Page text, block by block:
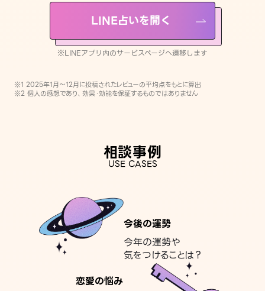
LINE占いを開く
※LINEアプリ内のサービスページへ遷移します
※1 2025年1月〜12月に投稿されたレビューの平均点をもとに算出
※2 個人の感想であり、効果・効能を保証するものではありません
相談事例
USE CASES
今後の運勢
今年の運勢や
気をつけることは？
恋愛の悩み